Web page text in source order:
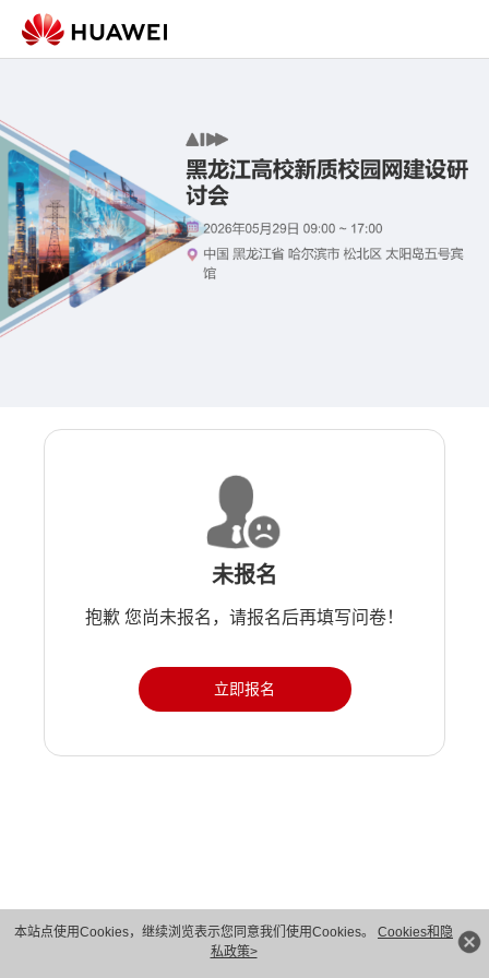
本站点使用Cookies，继续浏览表示您同意我们使用Cookies。 Cookies和隐
私政策>
未报名
抱歉 您尚未报名，请报名后再填写问卷！
立即报名
版权所有 © 华为技术有限公司 1998-2026。 保留一切权利。粤A2-20044005号
隐私保护
法律声明